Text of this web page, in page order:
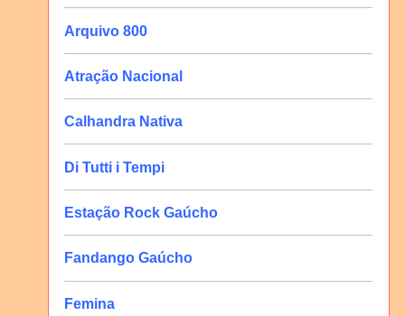
Arquivo 800
Atração Nacional
Calhandra Nativa
Di Tutti i Tempi
Estação Rock Gaúcho
Fandango Gaúcho
Femina